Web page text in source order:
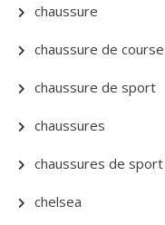
chaussure
chaussure de course
chaussure de sport
chaussures
chaussures de sport
chelsea